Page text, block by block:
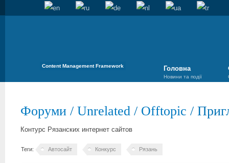
Content Management Framework Головна
Новини та події
Форуми / Unrelated / Offtopic /
Контурс Рязанских интернет сайтов
Теги: Автосайт Конкурс Рязань